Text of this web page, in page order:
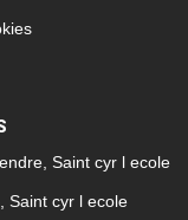
Saint cyr l ecole
Saint cyr l ecole